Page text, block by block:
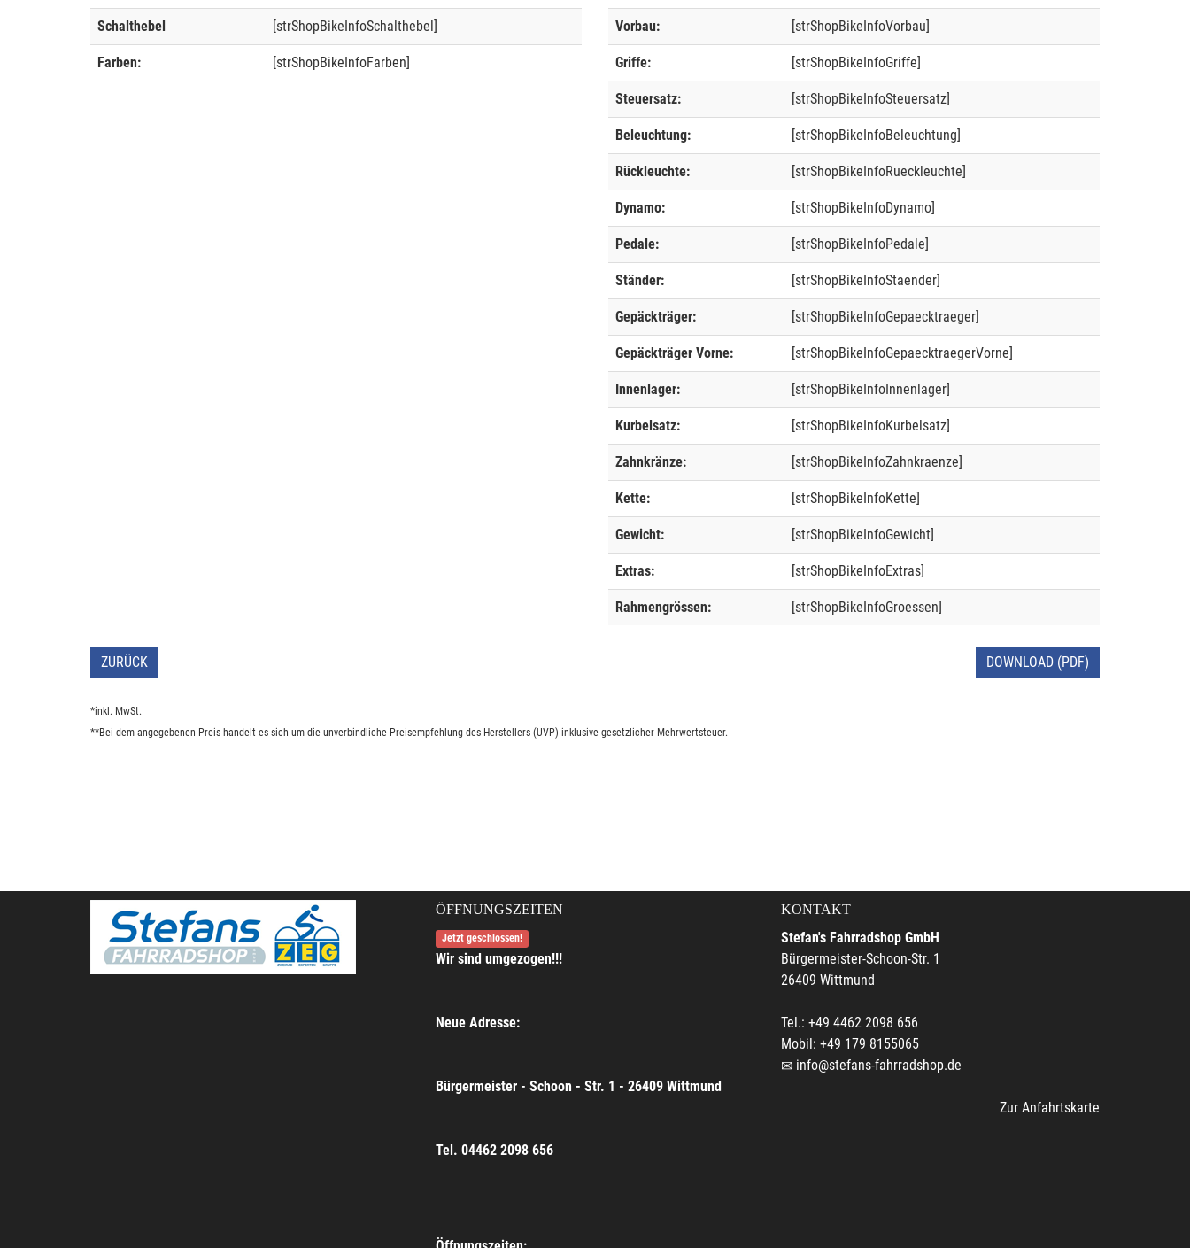
Schalthebel [strShopBikeInfoSchalthebel]
Farben: [strShopBikeInfoFarben]
Vorbau: [strShopBikeInfoVorbau]
Griffe: [strShopBikeInfoGriffe]
Steuersatz: [strShopBikeInfoSteuersatz]
Beleuchtung: [strShopBikeInfoBeleuchtung]
Rückleuchte: [strShopBikeInfoRueckleuchte]
Dynamo: [strShopBikeInfoDynamo]
Pedale: [strShopBikeInfoPedale]
Ständer: [strShopBikeInfoStaender]
Gepäckträger: [strShopBikeInfoGepaecktraeger]
Gepäckträger Vorne: [strShopBikeInfoGepaecktraegerVorne]
Innenlager: [strShopBikeInfoInnenlager]
Kurbelsatz: [strShopBikeInfoKurbelsatz]
Zahnkränze: [strShopBikeInfoZahnkraenze]
Kette: [strShopBikeInfoKette]
Gewicht: [strShopBikeInfoGewicht]
Extras: [strShopBikeInfoExtras]
Rahmengrössen: [strShopBikeInfoGroessen]
ZURÜCK DOWNLOAD (PDF)
*inkl. MwSt.
**Bei dem angegebenen Preis handelt es sich um die unverbindliche Preisempfehlung des Herstellers (UVP) inklusive gesetzlicher Mehrwertsteuer.
ÖFFNUNGSZEITEN
Jetzt geschlossen!
Wir sind umgezogen!!!
Neue Adresse:
Bürgermeister - Schoon - Str. 1 - 26409 Wittmund
Tel. 04462 2098 656
KONTAKT
Stefan's Fahrradshop GmbH
Bürgermeister-Schoon-Str. 1
26409 Wittmund
Tel.: +49 4462 2098 656
Mobil: +49 179 8155065
info@stefans-fahrradshop.de
Zur Anfahrtskarte